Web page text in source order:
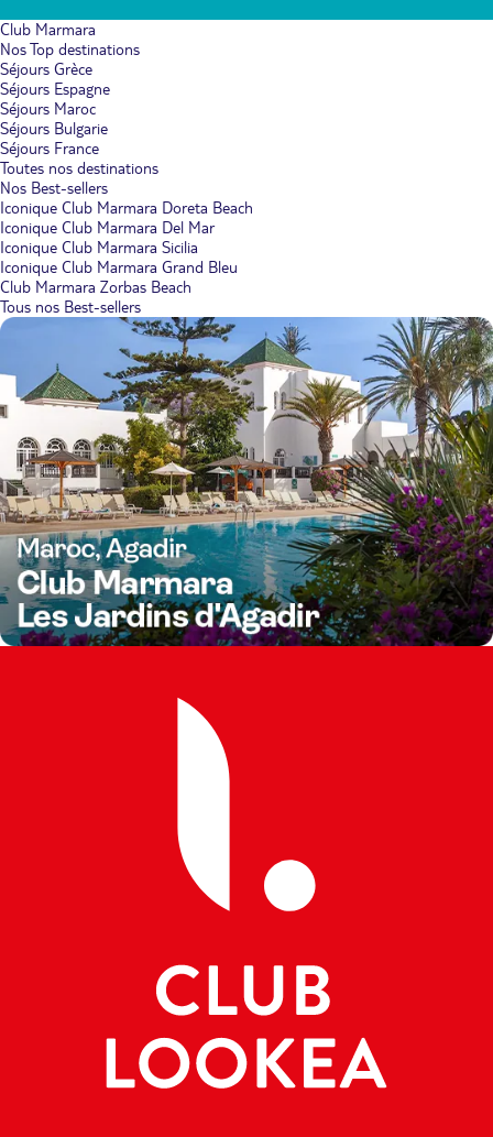
Club Marmara
Nos Top destinations
Séjours Grèce
Séjours Espagne
Séjours Maroc
Séjours Bulgarie
Séjours France
Toutes nos destinations
Nos Best-sellers
Iconique Club Marmara Doreta Beach
Iconique Club Marmara Del Mar
Iconique Club Marmara Sicilia
Iconique Club Marmara Grand Bleu
Club Marmara Zorbas Beach
Tous nos Best-sellers